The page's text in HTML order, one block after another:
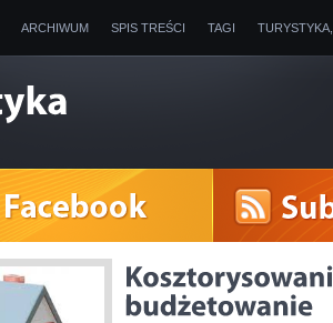
ARCHIWUM SPIS TREŚCI TAGI